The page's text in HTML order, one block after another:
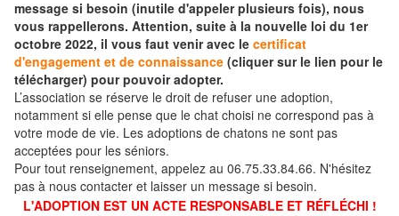
message si besoin (inutile d'appeler plusieurs fois), nous
vous rappellerons. Attention, suite à la nouvelle loi du 1er
octobre 2022, il vous faut venir avec le certificat
d'engagement et de connaissance (cliquer sur le lien pour le
télécharger) pour pouvoir adopter.
L’association se réserve le droit de refuser une adoption,
notamment si elle pense que le chat choisi ne correspond pas à
votre mode de vie. Les adoptions de chatons ne sont pas
acceptées pour les séniors.
Pour tout renseignement, appelez au 06.75.33.84.66. N'hésitez
pas à nous contacter et laisser un message si besoin.
L'ADOPTION EST UN ACTE RESPONSABLE ET RÉFLÉCHI !